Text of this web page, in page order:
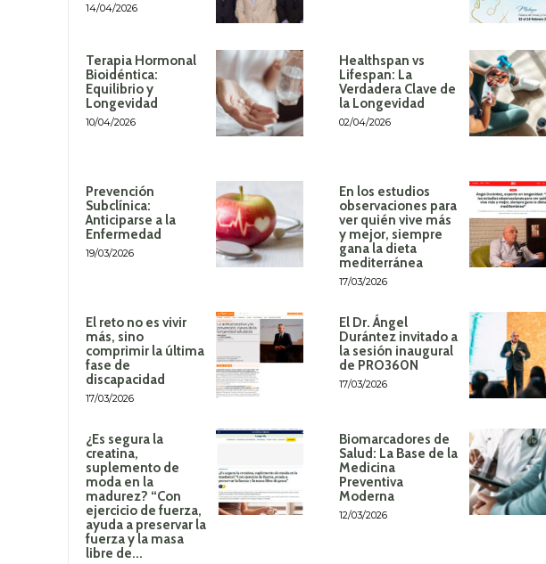
14/04/2026
Terapia Hormonal
Bioidéntica:
Equilibrio y
Longevidad
10/04/2026
Healthspan vs
Lifespan: La
Verdadera Clave de
la Longevidad
02/04/2026
Prevención
Subclínica:
Anticiparse a la
Enfermedad
19/03/2026
En los estudios
observaciones para
ver quién vive más
y mejor, siempre
gana la dieta
mediterránea
17/03/2026
El reto no es vivir
más, sino
comprimir la última
fase de
discapacidad
17/03/2026
El Dr. Ángel
Durántez invitado a
la sesión inaugural
de PRO360N
17/03/2026
¿Es segura la
creatina,
suplemento de
moda en la
madurez? “Con
ejercicio de fuerza,
ayuda a preservar la
fuerza y la masa
libre de...
Biomarcadores de
Salud: La Base de la
Medicina
Preventiva
Moderna
12/03/2026